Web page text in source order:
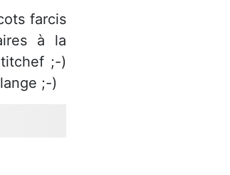
farcis
à la
;-)
;-)